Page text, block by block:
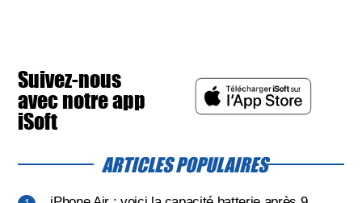
Suivez-nous
avec notre app
iSoft
ARTICLES POPULAIRES